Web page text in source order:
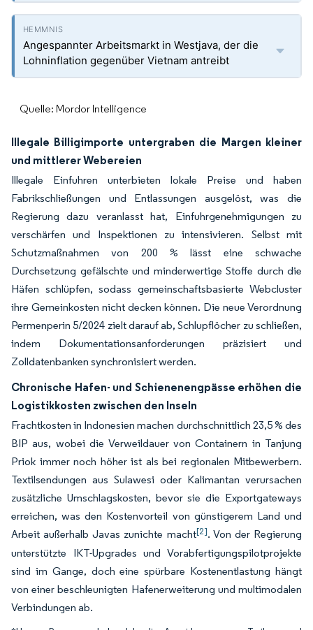
Angespannter Arbeitsmarkt in Westjava, der die
Lohninflation gegenüber Vietnam antreibt
Quelle: Mordor Intelligence
Illegale Billigimporte untergraben die Margen kleiner
und mittlerer Webereien
Illegale Einfuhren unterbieten lokale Preise und haben
Fabrikschließungen und Entlassungen ausgelöst, was die
Regierung dazu veranlasst hat, Einfuhrgenehmigungen zu
verschärfen und Inspektionen zu intensivieren. Selbst mit
Schutzmaßnahmen von 200 % lässt eine schwache
Durchsetzung gefälschte und minderwertige Stoffe durch die
Häfen schlüpfen, sodass gemeinschaftsbasierte Webcluster
ihre Gemeinkosten nicht decken können. Die neue Verordnung
Permenperin 5/2024 zielt darauf ab, Schlupflöcher zu schließen,
indem Dokumentationsanforderungen präzisiert und
Zolldatenbanken synchronisiert werden.
Chronische Hafen- und Schienenengpässe erhöhen die
Logistikkosten zwischen den Inseln
Frachtkosten in Indonesien machen durchschnittlich 23,5 % des
BIP aus, wobei die Verweildauer von Containern in Tanjung
Priok immer noch höher ist als bei regionalen Mitbewerbern.
Textilsendungen aus Sulawesi oder Kalimantan verursachen
zusätzliche Umschlagskosten, bevor sie die Exportgateways
erreichen, was den Kostenvorteil von günstigerem Land und
Arbeit außerhalb Javas zunichte macht[2]. Von der Regierung
unterstützte IKT-Upgrades und Vorabfertigungspilotprojekte
sind im Gange, doch eine spürbare Kostenentlastung hängt
von einer beschleunigten Hafenerweiterung und multimodalen
Verbindungen ab.